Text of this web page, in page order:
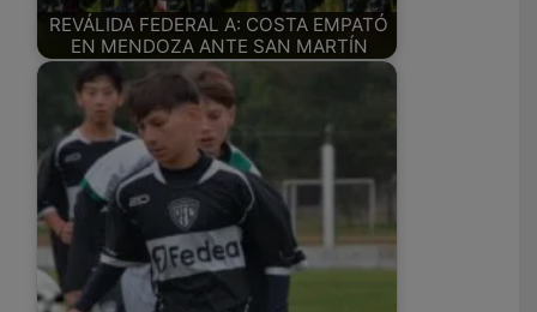
REVÁLIDA FEDERAL A: COSTA EMPATÓ
EN MENDOZA ANTE SAN MARTÍN